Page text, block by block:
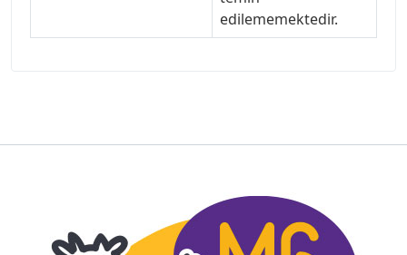
edilememektedir.